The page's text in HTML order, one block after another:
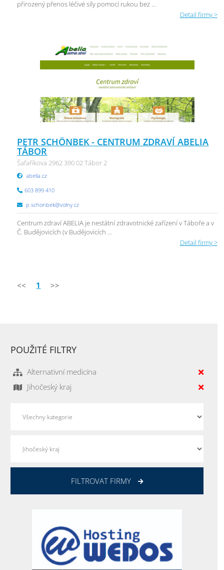
přirozený přenos léčivé síly pomocí rukou bez ...
Detail firmy >
PETR SCHÖNBEK - CENTRUM ZDRAVÍ ABELIA
TÁBOR
Šafaříkova 2962 390 02 Tábor 2
abelia.cz
603 899 410
p.schonbek@volny.cz
Centrum zdraví ABELIA je nestátní zdravotnické zařízení v Táboře a v
Č. Budějovicích (v Budějovicích ...
Detail firmy >
<< 1 >>
POUŽITÉ FILTRY
Alternativní medicína
Jihočeský kraj
FILTROVAT FIRMY